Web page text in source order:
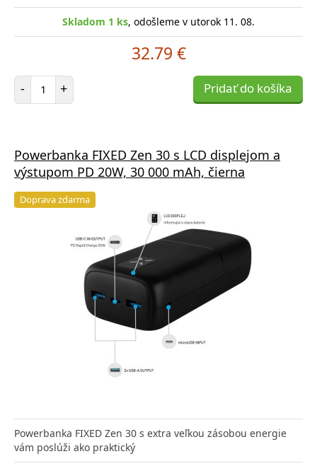
Skladom 1 ks, odošleme v utorok 11. 08.
32.79 €
- Počet položiek
+ Pridať do košíka
Powerbanka FIXED Zen 30 s LCD displejom a
výstupom PD 20W, 30 000 mAh, čierna
Doprava zdarma
Powerbanka FIXED Zen 30 s extra veľkou zásobou energie
vám poslúži ako praktický